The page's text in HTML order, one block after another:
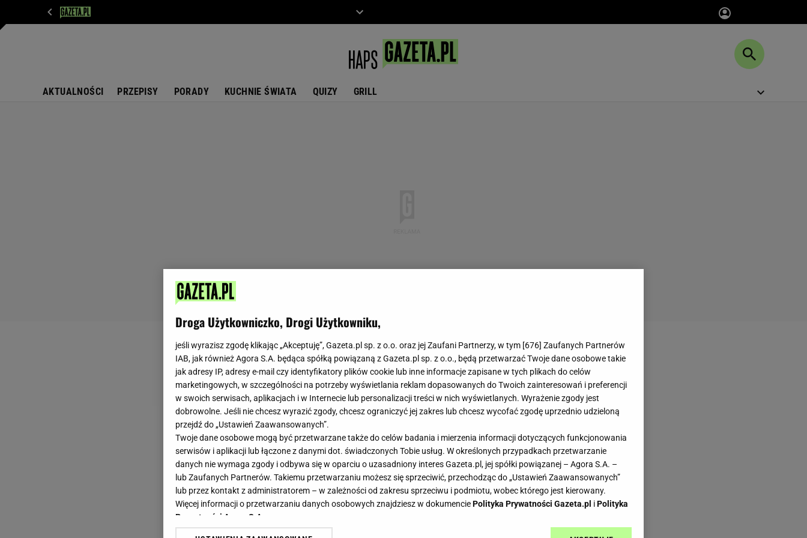
AKTUALNOŚCI PRZEPISY PORADY KUCHNIE ŚWIATA QUIZY GRILL
Droga Użytkowniczko, Drogi Użytkowniku,
jeśli wyrazisz zgodę klikając „Akceptuję”, Gazeta.pl sp. z o.o. oraz jej Zaufani Partnerzy, w tym [676] Zaufanych Partnerów
IAB, jak również Agora S.A. będąca spółką powiązaną z Gazeta.pl sp. z o.o., będą przetwarzać Twoje dane osobowe takie
jak adresy IP, adresy e-mail czy identyfikatory plików cookie lub inne informacje zapisane w tych plikach do celów
marketingowych, w szczególności na potrzeby wyświetlania reklam dopasowanych do Twoich zainteresowań i preferencji
w swoich serwisach, aplikacjach i w Internecie lub personalizacji treści w nich wyświetlanych. Wyrażenie zgody jest
dobrowolne. Jeśli nie chcesz wyrazić zgody, chcesz ograniczyć jej zakres lub chcesz wycofać zgodę uprzednio udzieloną
przejdź do „Ustawień Zaawansowanych”.
Twoje dane osobowe mogą być przetwarzane także do celów badania i mierzenia informacji dotyczących funkcjonowania
serwisów i aplikacji lub łączone z danymi dot. świadczonych Tobie usług. W określonych przypadkach przetwarzanie
danych nie wymaga zgody i odbywa się w oparciu o uzasadniony interes Gazeta.pl, jej spółki powiązanej – Agora S.A. –
lub Zaufanych Partnerów. Takiemu przetwarzaniu możesz się sprzeciwić, przechodząc do „Ustawień Zaawansowanych”
lub przez kontakt z administratorem – w zależności od zakresu sprzeciwu i podmiotu, wobec którego jest kierowany.
Więcej informacji o przetwarzaniu danych osobowych znajdziesz w dokumenciePolityka Prywatności Gazeta.pl iPolityka
Prywatności Agora S.A.